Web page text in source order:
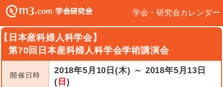
学会・研究会カレンダー
日本産科婦人科学会】
第70回日本産科婦人科学会学術講演会
開催日時
2018年5月10日(木) ～ 2018年5月13日
( 日 )